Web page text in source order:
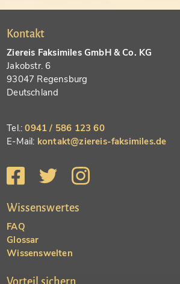
Kontakt
Ziereis Faksimiles GmbH & Co. KG
Jakobstr. 6
93047 Regensburg
Deutschland
Tel.:0941 / 586 123 60
E-Mail: kontakt@ziereis-faksimiles.de
Wissenswertes
FAQ
Glossar
Wissenswelten
Vorteil sichern